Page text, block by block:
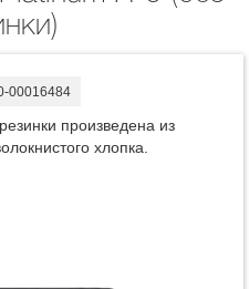
00016484
произведена из
хлопка.